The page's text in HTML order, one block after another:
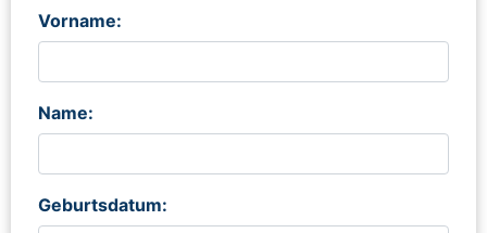
Vorname:
Name:
Geburtsdatum: